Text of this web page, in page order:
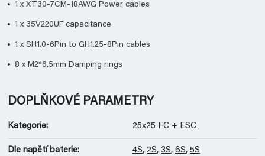
1 x XT30-7CM-18AWG Power cables
1 x 35V220UF capacitance
1 x SH1.0-6Pin to GH1.25-8Pin cables
8 x M2*6.5mm Damping rings
DOPLŇKOVÉ PARAMETRY
Kategorie: 25x25 FC + ESC
Dle napětí baterie: 4S, 2S, 3S, 6S, 5S